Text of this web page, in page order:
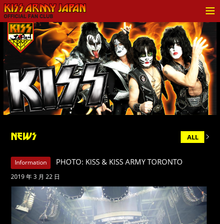
KISS ARMY JAPAN Official
Fan Club
NEWS ALL
Information PHOTO: KISS & KISS ARMY TORONTO
2019 年 3 月 22 日